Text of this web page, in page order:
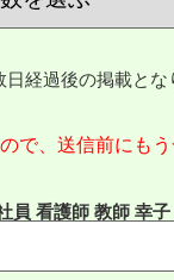
経過後の掲載と
で、送信前にも
員 看護師 教師 幸子